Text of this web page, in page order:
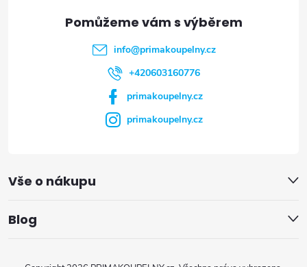
info@primakoupelny.cz
+420603160776
primakoupelny.cz
primakoupelny.cz
Vše o nákupu
Blog